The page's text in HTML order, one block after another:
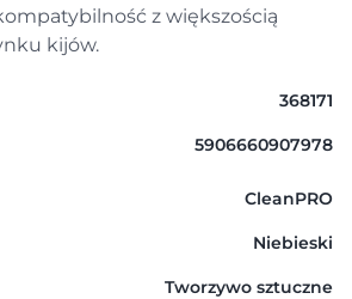
z większością
kijów.
368171
5906660907978
CleanPRO
Niebieski
Tworzywo sztuczne